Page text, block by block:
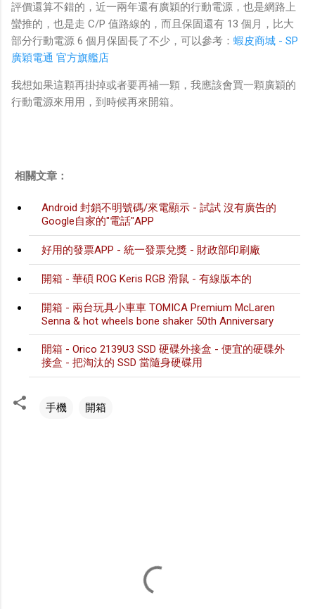
評價還算不錯的，近一兩年還有廣穎的行動電源，也是網路上
蠻推的，也是走 C/P 值路線的，而且保固還有 13 個月，比大
部分行動電源 6 個月保固長了不少，可以參考： 蝦皮商城 - SP
廣穎電通 官方旗艦店
我想如果這顆再掛掉或者要再補一顆，我應該會買一顆廣穎的
行動電源來用用，到時候再來開箱。
相關文章：
Android 封鎖不明號碼/來電顯示 - 試試 沒有廣告的
Google自家的"電話"APP
好用的發票APP - 統一發票兌獎 - 財政部印刷廠
開箱 - 華碩 ROG Keris RGB 滑鼠 - 有線版本的
開箱 - 兩台玩具小車車 TOMICA Premium McLaren
Senna & hot wheels bone shaker 50th Anniversary
開箱 - Orico 2139U3 SSD 硬碟外接盒 - 便宜的硬碟外
接盒 - 把淘汰的 SSD 當隨身硬碟用
手機 開箱